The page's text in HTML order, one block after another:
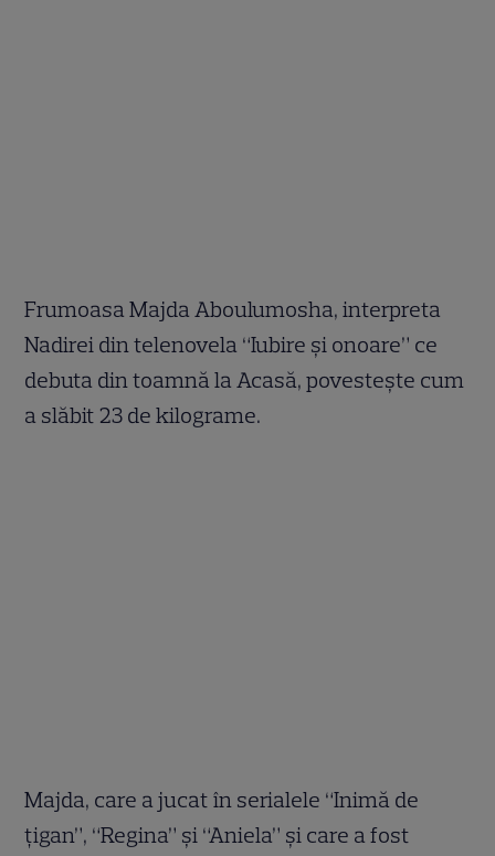
Frumoasa Majda Aboulumosha, interpreta
Nadirei din telenovela “Iubire şi onoare” ce
debuta din toamnă la Acasă, povesteşte cum
a slăbit 23 de kilograme.
Majda, care a jucat în serialele “Inimă de
ţigan”, “Regina” şi “Aniela” şi care a fost